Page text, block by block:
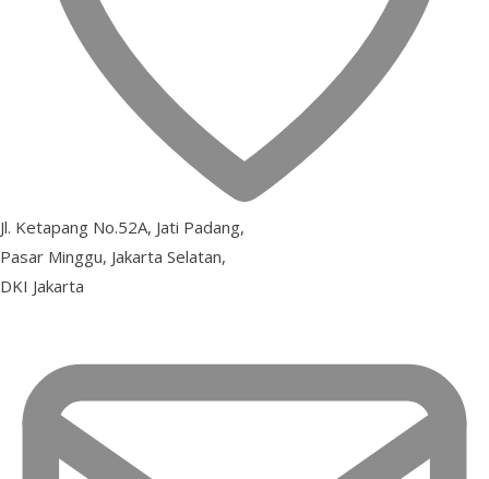
Jl. Ketapang No.52A, Jati Padang,
Pasar Minggu, Jakarta Selatan,
DKI Jakarta